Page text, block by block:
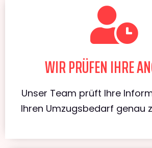
WIR PRÜFEN IHRE
Unser Team prüft Ihre
Ihren Umzugsbedarf genau